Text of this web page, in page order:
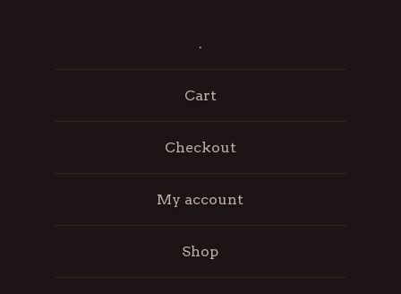
.
Cart
Checkout
My account
Shop